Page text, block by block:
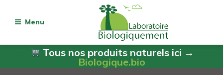
Tous nos produits naturels ici →
Biologique.bio
Menu